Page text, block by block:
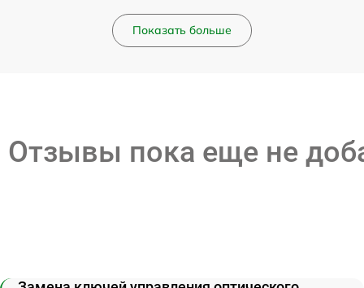
Показать больше
Отзывы пока еще не